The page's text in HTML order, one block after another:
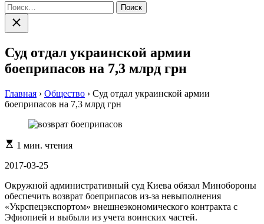
Найти:
Закрыть
поиск
Суд отдал украинской армии
боеприпасов на 7,3 млрд грн
Главная › Общество › Суд отдал украинской армии
боеприпасов на 7,3 млрд грн
Расчетное
чтения
1 мин. чтения
2017-03-25
Окружной административный суд Киева обязал Минобороны
обеспечить возврат боеприпасов из-за невыполнения
«Укрспецэкспортом» внешнеэкономического контракта с
Эфиопией и выбыли из учета воинских частей.